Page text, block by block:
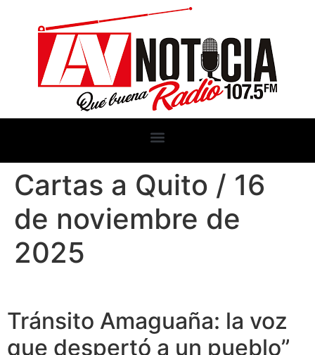
Cartas a Quito / 16
de noviembre de
2025
Tránsito Amaguaña: la voz
que despertó a un pueblo”